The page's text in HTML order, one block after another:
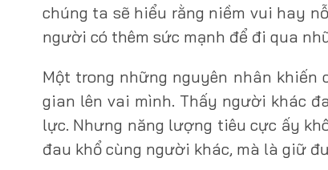
chúng ta sẽ hiểu rằng niềm vui hay
người có thêm sức mạnh để đi qua
Một trong những nguyên nhân
gian lên vai mình. Thấy người khác
lực. Nhưng năng lượng tiêu cực ấy
đau khổ cùng người khác, mà là giữ